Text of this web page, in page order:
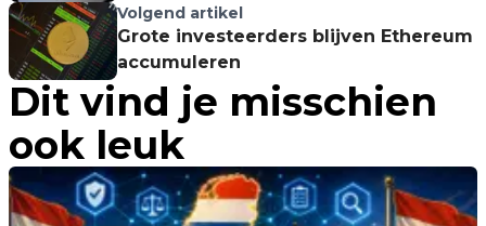
Volgend artikel
Grote investeerders blijven Ethereum
accumuleren
Dit vind je misschien
ook leuk